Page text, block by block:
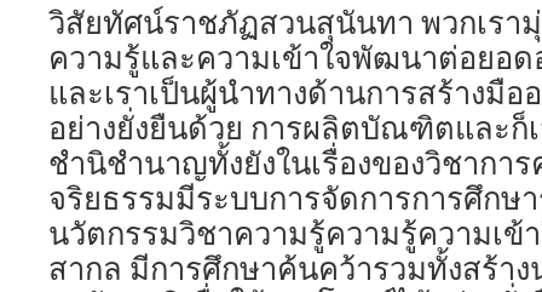
วิสัยทัศน์ราชภัฏสวนสุนันทา พวกเรา
ความรู้และความเข้าใจพัฒนาต่อยอ
และเราเป็นผู้นำทางด้านการสร้างมื
อย่างยั่งยืนด้วย การผลิตบัณฑิตและก็
ชำนิชำนาญทั้งยังในเรื่องของวิชากา
จริยธรรมมีระบบการจัดการการศึกษ
นวัตกรรมวิชาความรู้ความรู้ความเข้
สากล มีการศึกษาค้นคว้ารวมทั้งสร้า